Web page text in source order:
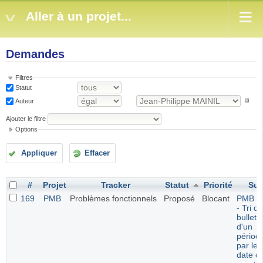
Aller à un projet...
Demandes
Filtres
Statut
Auteur
Ajouter le filtre
Options
Appliquer Effacer
# Projet Tracker Statut Priorité
169
PMB Problèmes fonctionnels Proposé Blocant
PMB
- Tri
d'un
par
date